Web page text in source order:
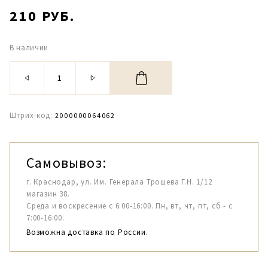
210 РУБ.
В наличии
Штрих-код: 2000000064062
Самовывоз:
г. Краснодар, ул. Им. Генерала Трошева Г.Н. 1/12
магазин 38.
Среда и воскресение с 6:00-16:00. Пн, вт, чт, пт, сб - с
7:00-16:00.
Возможна доставка по России.